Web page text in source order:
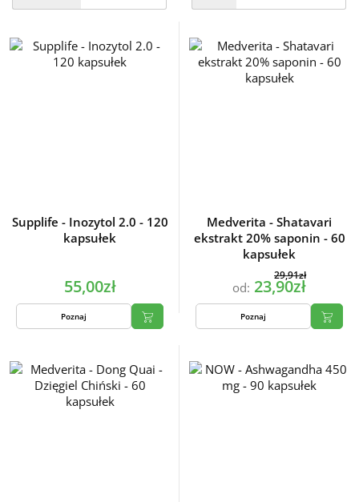
Supplife - Inozytol 2.0 - 120
kapsułek
55,00zł
Poznaj
Medverita - Shatavari
ekstrakt 20% saponin - 60
kapsułek
od:
29,91zł
23,90zł
Poznaj